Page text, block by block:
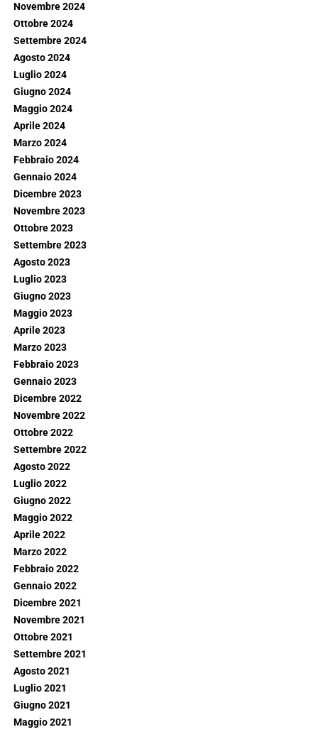
Novembre 2024
Ottobre 2024
Settembre 2024
Agosto 2024
Luglio 2024
Giugno 2024
Maggio 2024
Aprile 2024
Marzo 2024
Febbraio 2024
Gennaio 2024
Dicembre 2023
Novembre 2023
Ottobre 2023
Settembre 2023
Agosto 2023
Luglio 2023
Giugno 2023
Maggio 2023
Aprile 2023
Marzo 2023
Febbraio 2023
Gennaio 2023
Dicembre 2022
Novembre 2022
Ottobre 2022
Settembre 2022
Agosto 2022
Luglio 2022
Giugno 2022
Maggio 2022
Aprile 2022
Marzo 2022
Febbraio 2022
Gennaio 2022
Dicembre 2021
Novembre 2021
Ottobre 2021
Settembre 2021
Agosto 2021
Luglio 2021
Giugno 2021
Maggio 2021